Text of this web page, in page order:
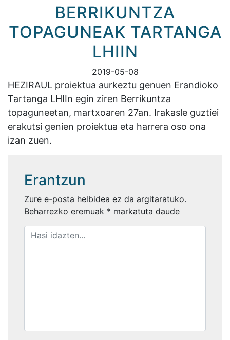
BERRIKUNTZA
TOPAGUNEAK TARTANGA
LHIIN
2019-05-08
HEZIRAUL proiektua aurkeztu genuen Erandioko
Tartanga LHIIn egin ziren Berrikuntza
topaguneetan, martxoaren 27an. Irakasle guztiei
erakutsi genien proiektua eta harrera oso ona
izan zuen.
Erantzun
Zure e-posta helbidea ez da argitaratuko.
Beharrezko eremuak * markatuta daude